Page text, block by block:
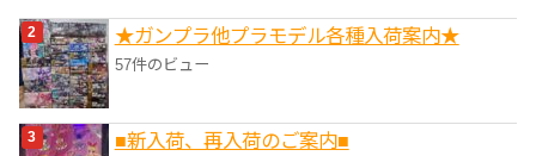
★ガンプラ他プラモデル各種入荷案内★
57件のビュー
■新入荷、再入荷のご案内■